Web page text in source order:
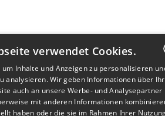
DUTCH
FRENCH
verwendet Cookies.
Inhalte und Anzeigen zu personalisieren
analysieren. Wir geben Informationen über
auch an unsere Werbe- und Analysepartner
mit anderen Informationen
haben oder die sie im Rahmen Ihrer